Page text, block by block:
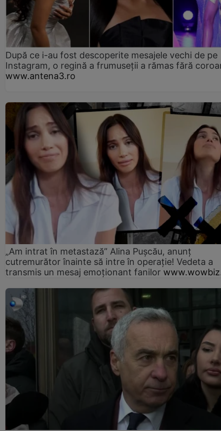
După ce i-au fost descoperite mesajele vechi de pe
Instagram, o regină a frumuseții a rămas fără
www.antena3.ro
„Am intrat în metastază” Alina Pușcău, anunț
cutremurător înainte să intre în operație! Vedeta a
transmis un mesaj emoționant fanilor